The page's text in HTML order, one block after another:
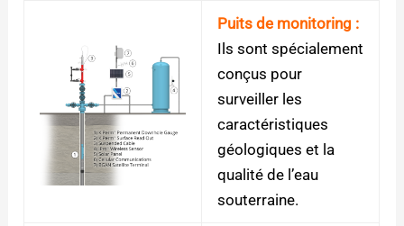
Puits de monitoring :
Ils sont spécialement
conçus pour
surveiller les
caractéristiques
géologiques et la
qualité de l’eau
souterraine.